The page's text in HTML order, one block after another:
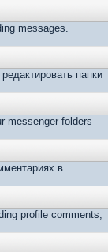
messages.
папки
messenger folders
в
profile comments,